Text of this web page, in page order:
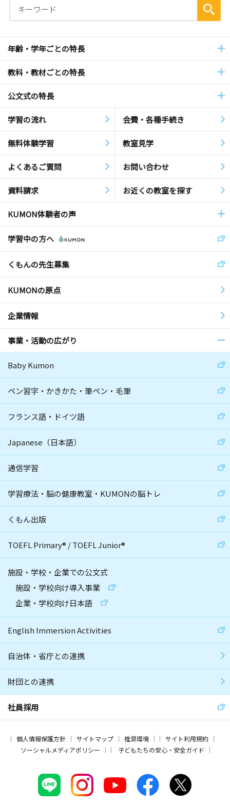
年齢・学年ごとの特長
教科・教材ごとの特長
公文式の特長
学習の流れ 会費・各種手続き
無料体験学習 教室見学
よくあるご質問 お問い合わせ
資料請求 お近くの教室を探す
KUMON体験者の声
学習中の方へ
くもんの先生募集
KUMONの原点
企業情報
事業・活動の広がり
Baby Kumon
ペン習字・かきかた・筆ペン・毛筆
フランス語・ドイツ語
Japanese（日本語）
通信学習
学習療法・脳の健康教室・KUMONの脳トレ
くもん出版
TOEFL Primary® /TOEFL Junior®
施設・学校・企業での公文式
施設・学校向け導入事業
企業・学校向け日本語
English Immersion Activities
自治体・省庁との連携
財団との連携
社員採用
個人情報保護方針 サイトマップ 推奨環境
サイト利用規約
ソーシャルメディアポリシー
子どもたちの安心・安全ガイド